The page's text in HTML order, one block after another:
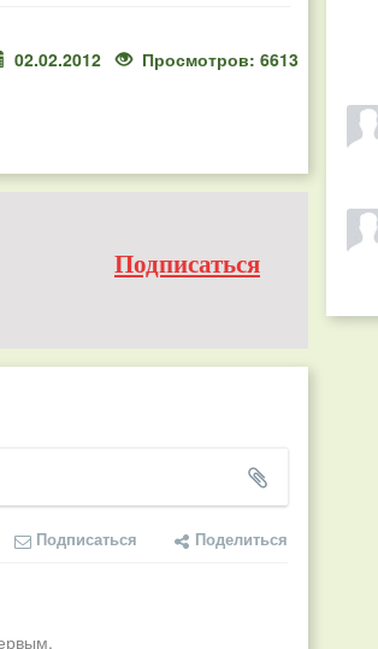
02.02.2012 Просмотров: 6613
Подписаться
Подписаться Поделиться